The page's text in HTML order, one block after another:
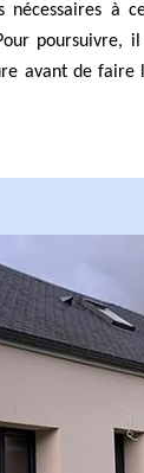
nécessaires à
poursuivre,
avant de faire